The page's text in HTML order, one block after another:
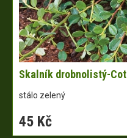
Skalník drobnolistý-
stálo zelený
45 Kč